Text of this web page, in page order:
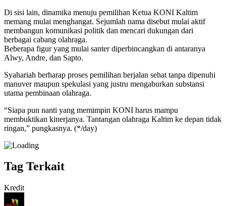
Di sisi lain, dinamika menuju pemilihan Ketua KONI Kaltim
memang mulai menghangat. Sejumlah nama disebut mulai aktif
membangun komunikasi politik dan mencari dukungan dari
berbagai cabang olahraga.
Beberapa figur yang mulai santer diperbincangkan di antaranya
Alwy, Andre, dan Sapto.
Syahariah berharap proses pemilihan berjalan sehat tanpa dipenuhi
manuver maupun spekulasi yang justru mengaburkan substansi
utama pembinaan olahraga.
“Siapa pun nanti yang memimpin KONI harus mampu
membuktikan kinerjanya. Tantangan olahraga Kaltim ke depan tidak
ringan,” pungkasnya. (*/day)
Tag Terkait
Kredit